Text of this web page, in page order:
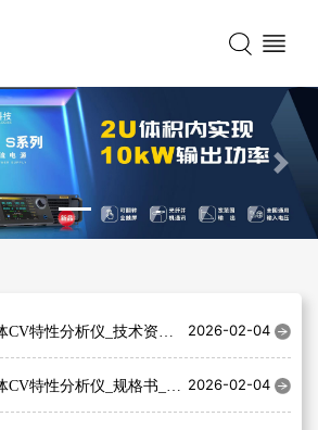
Next
TH510系列功率半导体CV特性分析仪_技术资料_ V2025.11.27 2026-02-04
TH510系列功率半导体CV特性分析仪_规格书_ V2025.11.27 2026-02-04